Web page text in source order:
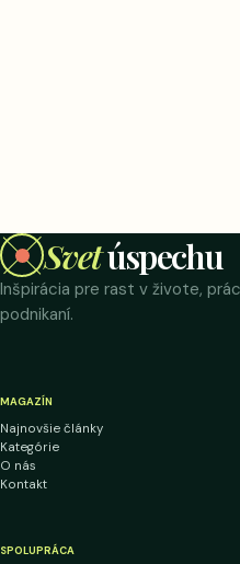
Svetúspechu
Inšpirácia pre rast v živote,
podnikaní.
MAGAZÍN
Najnovšie články
Kategórie
O nás
Kontakt
SPOLUPRÁCA